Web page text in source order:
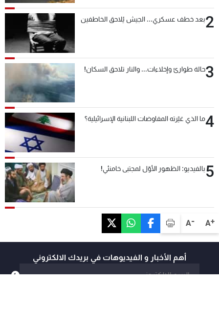
A+
A-
2بعد خطف عسكري... الجيش يُلاحق الخاطفين
3حالة طوارئ وإخلاءات... والنار تلاحق السكان!
4ما الذي غيّرته المفاوضات اللبنانية الإسرائيلية؟
5بالفيديو: الظهور الأوّل لمجتبى خامنئي!
أهم الأخبار و الفيديوهات في بريدك الالكتروني